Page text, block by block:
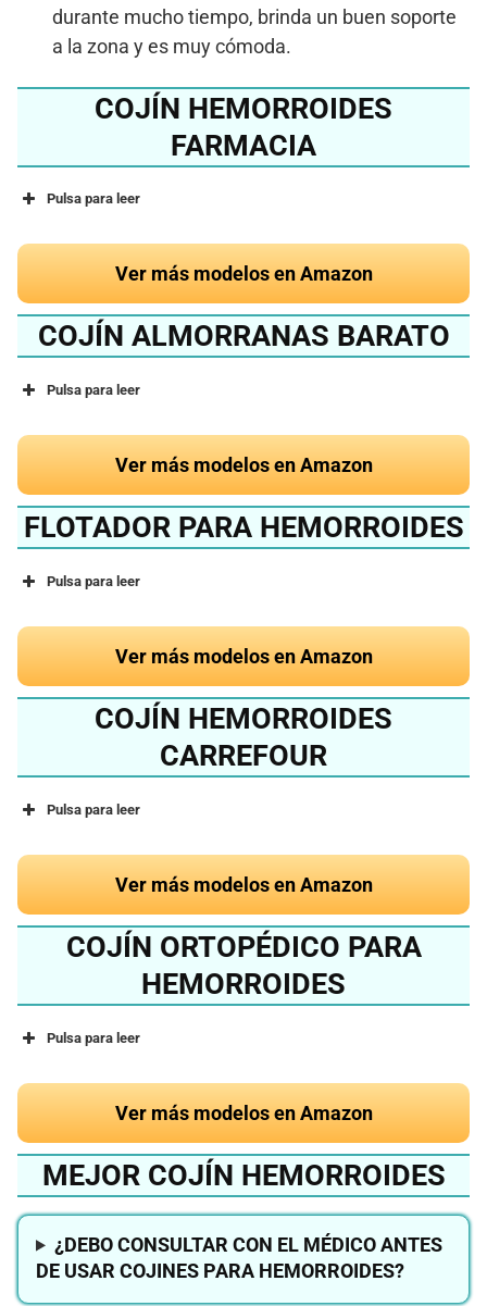
durante mucho tiempo, brinda un buen soporte
a la zona y es muy cómoda.
COJÍN HEMORROIDES
FARMACIA
Pulsa para leer
Ver más modelos en Amazon
COJÍN ALMORRANAS BARATO
Pulsa para leer
Ver más modelos en Amazon
FLOTADOR PARA HEMORROIDES
Pulsa para leer
Ver más modelos en Amazon
COJÍN HEMORROIDES
CARREFOUR
Pulsa para leer
Ver más modelos en Amazon
COJÍN ORTOPÉDICO PARA
HEMORROIDES
Pulsa para leer
Ver más modelos en Amazon
MEJOR COJÍN HEMORROIDES
¿DEBO CONSULTAR CON EL MÉDICO ANTES
DE USAR COJINES PARA HEMORROIDES?